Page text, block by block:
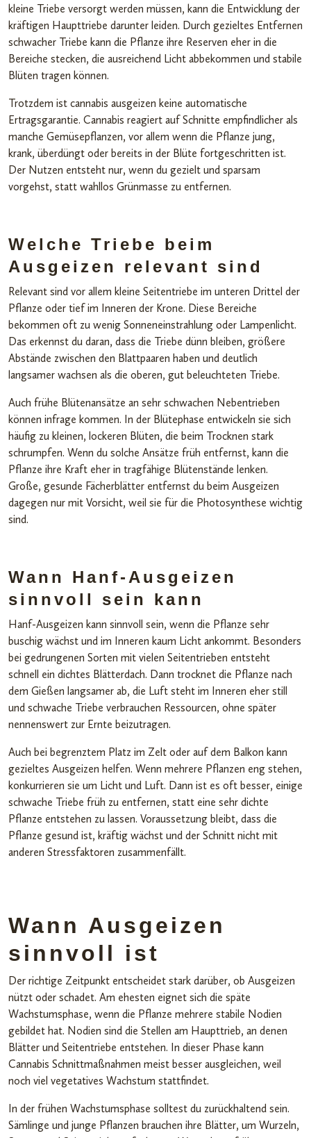
kleine Triebe versorgt werden müssen, kann die Entwicklung der
kräftigen Haupttriebe darunter leiden. Durch gezieltes Entfernen
schwacher Triebe kann die Pflanze ihre Reserven eher in die
Bereiche stecken, die ausreichend Licht abbekommen und stabile
Blüten tragen können.
Trotzdem ist cannabis ausgeizen keine automatische
Ertragsgarantie. Cannabis reagiert auf Schnitte empfindlicher als
manche Gemüsepflanzen, vor allem wenn die Pflanze jung,
krank, überdüngt oder bereits in der Blüte fortgeschritten ist.
Der Nutzen entsteht nur, wenn du gezielt und sparsam
vorgehst, statt wahllos Grünmasse zu entfernen.
Welche Triebe beim
Ausgeizen relevant sind
Relevant sind vor allem kleine Seitentriebe im unteren Drittel der
Pflanze oder tief im Inneren der Krone. Diese Bereiche
bekommen oft zu wenig Sonneneinstrahlung oder Lampenlicht.
Das erkennst du daran, dass die Triebe dünn bleiben, größere
Abstände zwischen den Blattpaaren haben und deutlich
langsamer wachsen als die oberen, gut beleuchteten Triebe.
Auch frühe Blütenansätze an sehr schwachen Nebentrieben
können infrage kommen. In der Blütephase entwickeln sie sich
häufig zu kleinen, lockeren Blüten, die beim Trocknen stark
schrumpfen. Wenn du solche Ansätze früh entfernst, kann die
Pflanze ihre Kraft eher in tragfähige Blütenstände lenken.
Große, gesunde Fächerblätter entfernst du beim Ausgeizen
dagegen nur mit Vorsicht, weil sie für die Photosynthese wichtig
sind.
Wann Hanf-Ausgeizen
sinnvoll sein kann
Hanf-Ausgeizen kann sinnvoll sein, wenn die Pflanze sehr
buschig wächst und im Inneren kaum Licht ankommt. Besonders
bei gedrungenen Sorten mit vielen Seitentrieben entsteht
schnell ein dichtes Blätterdach. Dann trocknet die Pflanze nach
dem Gießen langsamer ab, die Luft steht im Inneren eher still
und schwache Triebe verbrauchen Ressourcen, ohne später
nennenswert zur Ernte beizutragen.
Auch bei begrenztem Platz im Zelt oder auf dem Balkon kann
gezieltes Ausgeizen helfen. Wenn mehrere Pflanzen eng stehen,
konkurrieren sie um Licht und Luft. Dann ist es oft besser, einige
schwache Triebe früh zu entfernen, statt eine sehr dichte
Pflanze entstehen zu lassen. Voraussetzung bleibt, dass die
Pflanze gesund ist, kräftig wächst und der Schnitt nicht mit
anderen Stressfaktoren zusammenfällt.
Wann Ausgeizen
sinnvoll ist
Der richtige Zeitpunkt entscheidet stark darüber, ob Ausgeizen
nützt oder schadet. Am ehesten eignet sich die späte
Wachstumsphase, wenn die Pflanze mehrere stabile Nodien
gebildet hat. Nodien sind die Stellen am Haupttrieb, an denen
Blätter und Seitentriebe entstehen. In dieser Phase kann
Cannabis Schnittmaßnahmen meist besser ausgleichen, weil
noch viel vegetatives Wachstum stattfindet.
In der frühen Wachstumsphase solltest du zurückhaltend sein.
Sämlinge und junge Pflanzen brauchen ihre Blätter, um Wurzeln,